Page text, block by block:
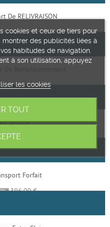
De RELIVRAISON
180,00 €
De Remplacemement
744,60 €
Serrure
178,80 €
Forfait
396,00 €
cookies et ceux de tiers pour
montrer des publicités liées à
habitudes de navigation.
à son utilisation, appuyez
les cookies
TOUT